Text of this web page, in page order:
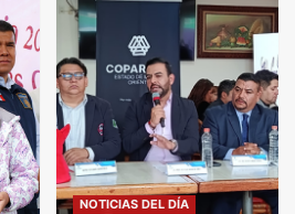
NOTICIAS DEL DÍA